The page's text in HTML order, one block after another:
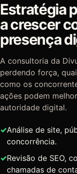
Estratégia
a crescer
presença
A consultoria da
perdendo força,
como os
ações podem
autoridade digital.
Análise de site,
concorrência.
Revisão de SEO,
chamadas de